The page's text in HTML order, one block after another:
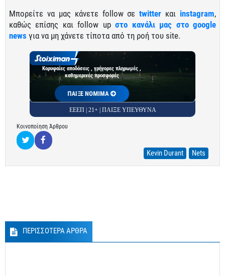
Μπορείτε να μας κάνετε follow σεtwitter και instagram,
καθώς επίσης και follow upστο κανάλι μας στο google
news για να μη χάνετε τίποτα από τη ροή του site.
Κορυφαίες αποδόσεις , γρήγορες πληρωμές ,
καθημερινές προσφορές
ΠΑΙΞΕ ΝΟΜΙΜΑ
ΕΕΕΠ | 21+ | ΠΑΙΞΕ ΥΠΕΥΘΥΝΑ
Κοινοποίηση Άρθρου
Kevin Durant Nets
ΠΕΡΙΣΣΟΤΕΡΑ ΑΡΘΡΑ